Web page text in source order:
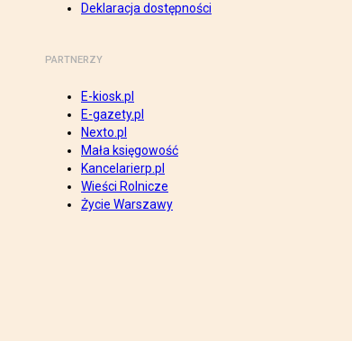
Deklaracja dostępności
PARTNERZY
E-kiosk.pl
E-gazety.pl
Nexto.pl
Mała księgowość
Kancelarierp.pl
Wieści Rolnicze
Życie Warszawy